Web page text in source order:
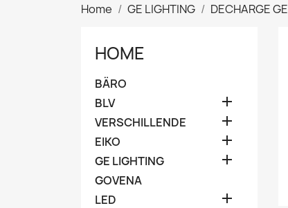
Home GE LIGHTING DECHARGE GE
HOME
BÄRO
BLV

VERSCHILLENDE 
EIKO 
GE LIGHTING 
GOVENA
LED
